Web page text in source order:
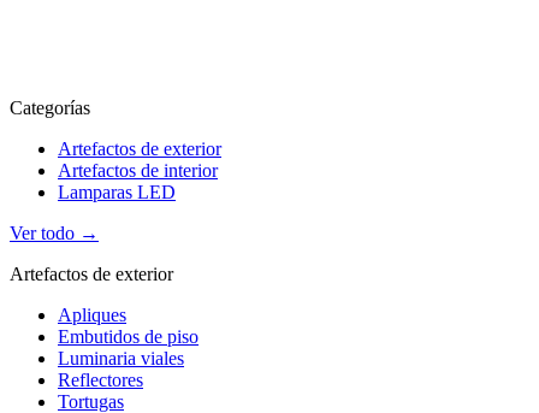
Categorías
Artefactos de exterior
Artefactos de interior
Lamparas LED
Ver todo →
Artefactos de exterior
Apliques
Embutidos de piso
Luminaria viales
Reflectores
Tortugas